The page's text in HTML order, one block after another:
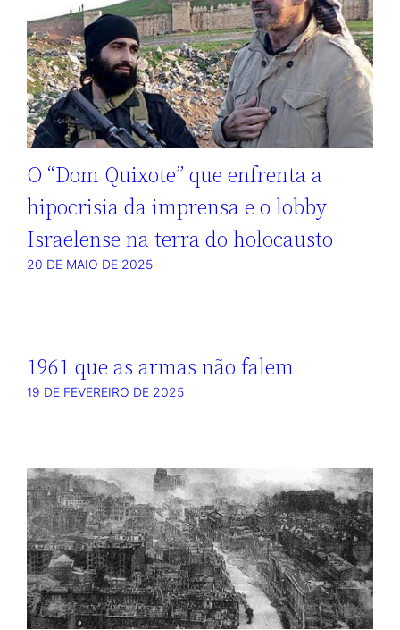
O “Dom Quixote” que enfrenta a
hipocrisia da imprensa e o lobby
Israelense na terra do holocausto
20 DE MAIO DE 2025
1961 que as armas não falem
19 DE FEVEREIRO DE 2025